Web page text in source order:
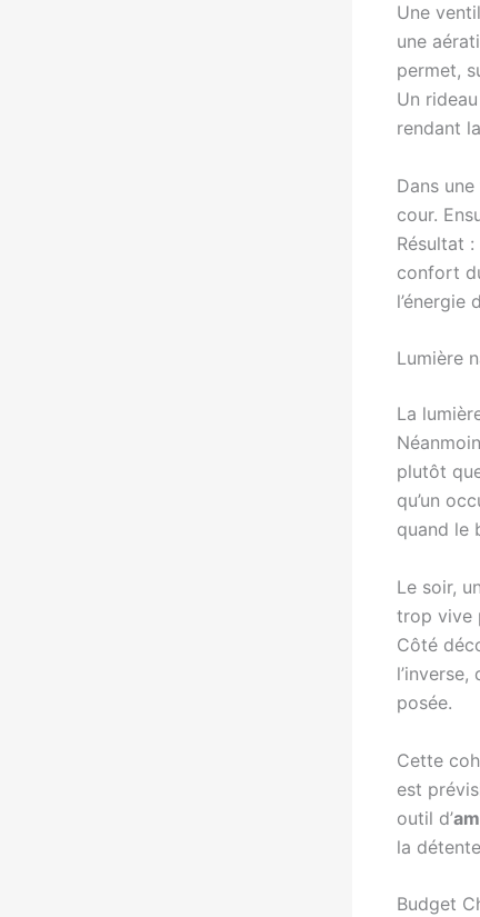
Une
une
permet,
Un
rendant
Dans
cour.
Résultat
confort
l’énergie
Lumière
La
plutôt
qu’un
quand le
Le soir,
trop vive
Côté
posée.
Cette
est
outil d’
la
Budget